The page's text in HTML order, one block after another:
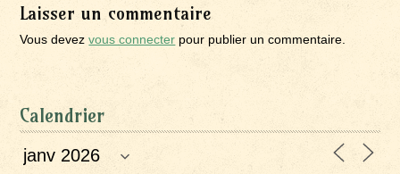
Laisser un commentaire
Vous devezvous connecter pour publier un commentaire.
Calendrier